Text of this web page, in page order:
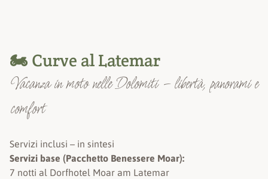
🏍️ Curve al Latemar
Vacanza in moto nelle Dolomiti – libertà, panorami e
comfort
Servizi inclusi – in sintesi
Servizi base (Pacchetto Benessere Moar):
7 notti al Dorfhotel Moar am Latemar